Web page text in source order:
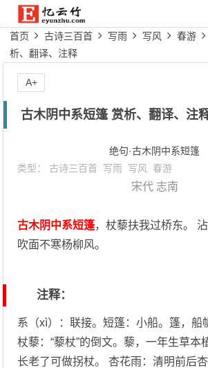
首页 古诗三百首 写雨 写风 春游
析、翻译、注释
古木阴中系短篷 赏析、翻译、注
绝句·古木阴中系短篷
类型： 古诗三百首 写雨 写风 春游
宋代 志南
古木阴中系短篷，杖藜扶我过桥东。
吹面不寒杨柳风。
注释：
系（xì）：联接。短篷：小船。篷，船
杖藜：“藜杖”的倒文。藜，一年生草本
长老了可做拐杖。 杏花雨：清明前后
A+